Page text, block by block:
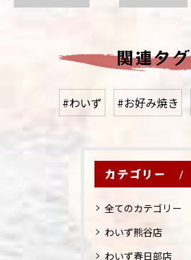
関連タグ
#わいず #お好み焼き
カテゴリー
全てのカテゴリー
わいず熊谷店
わいず春日部店